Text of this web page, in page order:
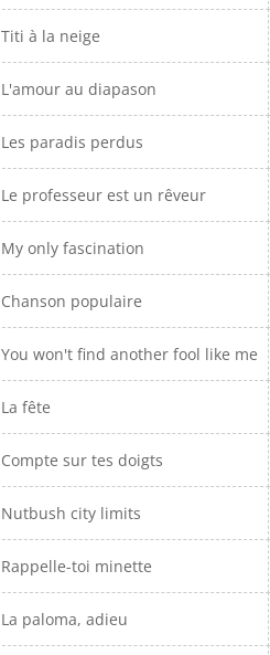
Titi à la neige
L'amour au diapason
Les paradis perdus
Le professeur est un rêveur
My only fascination
Chanson populaire
You won't find another fool like me
La fête
Compte sur tes doigts
Nutbush city limits
Rappelle-toi minette
La paloma, adieu